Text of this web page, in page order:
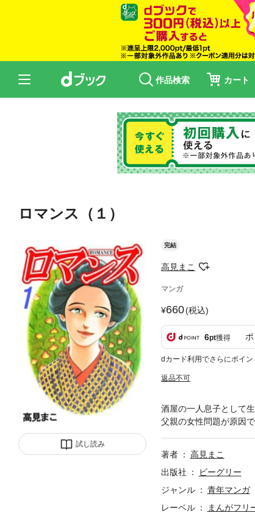
作品検索 カート
ロマンス（１）
試し読み
完結
高見まこ
マンガ
660(税込)
6pt獲得
dカード利用でさらにポイ
返品不可
酒屋の一人息子として
父親の女性問題が原因
著者
高見まこ
出版社
ビーグリー
ジャンル
青年マンガ
レーベル
まんがフリ